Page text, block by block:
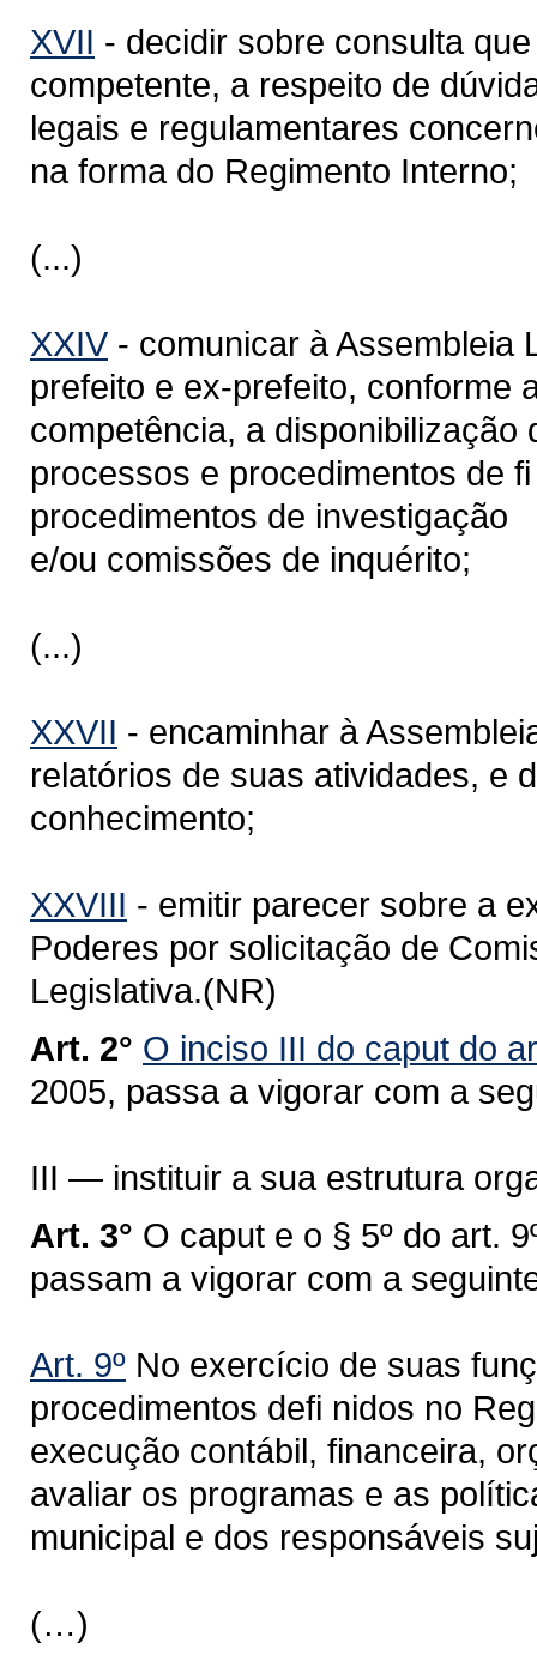
XVII - decidir sobre consulta
competente, a respeito de
legais e regulamentares
na forma do Regimento Interno;
(...)
XXIV - comunicar à Assembleia
prefeito e ex-prefeito, conforme
competência, a
processos e procedimentos de
procedimentos de investigação
e/ou comissões de inquérito;
(...)
XXVII - encaminhar à
relatórios de suas atividades, e
conhecimento;
XXVIII - emitir parecer sobre a
Poderes por solicitação de
Legislativa.(NR)
Art. 2° O inciso III do caput do
2005, passa a vigorar com a
III — instituir a sua estrutura
Art. 3° O caput e o § 5º do art.
passam a vigorar com a
Art. 9º No exercício de suas
procedimentos defi nidos no
execução contábil, financeira,
avaliar os programas e as
municipal e dos responsáveis
(…)